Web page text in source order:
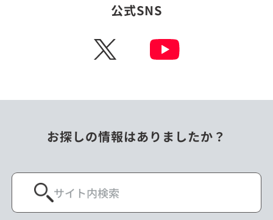
公式SNS
X
お探しの情報はありましたか？